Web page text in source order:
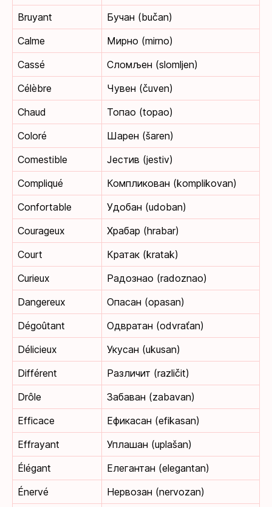
Bruyant
Бучан (bučan)
Calme
Мирно (mirno)
Cassé
Сломљен (slomljen)
Célèbre
Чувен (čuven)
Chaud
Топао (topao)
Coloré
Шарен (šaren)
Comestible
Јестив (jestiv)
Compliqué
Компликован (komplikovan)
Confortable
Удобан (udoban)
Courageux
Храбар (hrabar)
Court
Кратак (kratak)
Curieux
Радознао (radoznao)
Dangereux
Опасан (opasan)
Dégoûtant
Одвратан (odvraťan)
Délicieux
Укусан (ukusan)
Différent
Различит (različit)
Drôle
Забаван (zabavan)
Efficace
Ефикасан (efikasan)
Effrayant
Уплашан (uplašan)
Élégant
Елегантан (elegantan)
Énervé
Нервозан (nervozan)